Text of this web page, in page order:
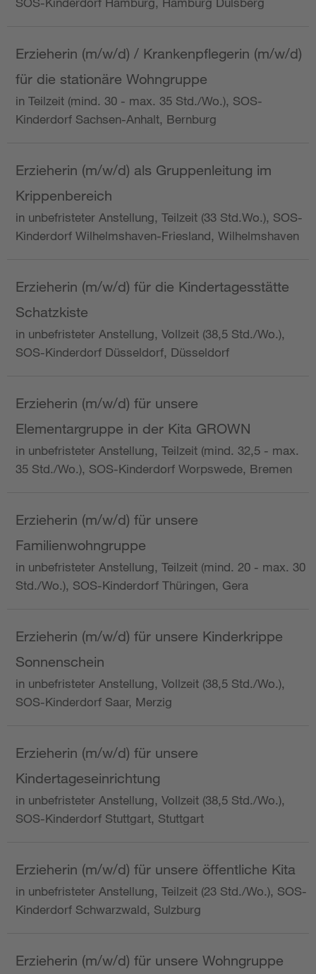
Erzieherin (m/w/d) / Krankenpflegerin (m/w/d)
für die stationäre Wohngruppe
in Teilzeit (mind. 30 - max. 35 Std./Wo.), SOS-
Kinderdorf Sachsen-Anhalt, Bernburg
Erzieherin (m/w/d) als Gruppenleitung im
Krippenbereich
in unbefristeter Anstellung, Teilzeit (33 Std.Wo.), SOS-
Kinderdorf Wilhelmshaven-Friesland, Wilhelmshaven
Erzieherin (m/w/d) für die Kindertagesstätte
Schatzkiste
in unbefristeter Anstellung, Vollzeit (38,5 Std./Wo.),
SOS-Kinderdorf Düsseldorf, Düsseldorf
Erzieherin (m/w/d) für unsere
Elementargruppe in der Kita GROWN
in unbefristeter Anstellung, Teilzeit (mind. 32,5 - max.
35 Std./Wo.), SOS-Kinderdorf Worpswede, Bremen
Erzieherin (m/w/d) für unsere
Familienwohngruppe
in unbefristeter Anstellung, Teilzeit (mind. 20 - max. 30
Std./Wo.), SOS-Kinderdorf Thüringen, Gera
Erzieherin (m/w/d) für unsere Kinderkrippe
Sonnenschein
in unbefristeter Anstellung, Vollzeit (38,5 Std./Wo.),
SOS-Kinderdorf Saar, Merzig
Erzieherin (m/w/d) für unsere
Kindertageseinrichtung
in unbefristeter Anstellung, Vollzeit (38,5 Std./Wo.),
SOS-Kinderdorf Stuttgart, Stuttgart
Erzieherin (m/w/d) für unsere öffentliche Kita
in unbefristeter Anstellung, Teilzeit (23 Std./Wo.), SOS-
Kinderdorf Schwarzwald, Sulzburg
Erzieherin (m/w/d) für unsere Wohngruppe